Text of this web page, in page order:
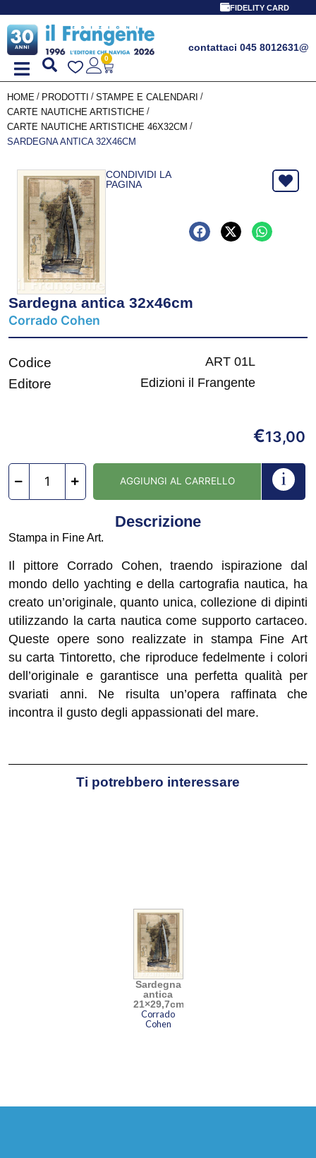
FIDELITY CARD
contattaci 045 8012631@
0
HOME / PRODOTTI / STAMPE E CALENDARI /
CARTE NAUTICHE ARTISTICHE /
CARTE NAUTICHE ARTISTICHE 46X32CM /
SARDEGNA ANTICA 32X46CM
CONDIVIDI LA
PAGINA
Sardegna antica 32x46cm
Corrado Cohen
Codice ART 01L
Editore Edizioni il Frangente
€13,00
AGGIUNGI AL CARRELLO
Descrizione
Stampa in Fine Art.
Il pittore Corrado Cohen, traendo ispirazione dal
mondo dello yachting e della cartografia nautica, ha
creato un’originale, quanto unica, collezione di dipinti
utilizzando la carta nautica come supporto cartaceo.
Queste opere sono realizzate in stampa Fine Art
su carta Tintoretto, che riproduce fedelmente i colori
dell’originale e garantisce una perfetta qualità per
svariati anni. Ne risulta un’opera raffinata che
incontra il gusto degli appassionati del mare.
Ti potrebbero interessare
Sardegna
antica
21×29,7cm
Corrado
Cohen